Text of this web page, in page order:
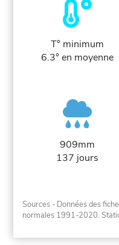
T° minimum
6.3° en moyenne
909mm
137 jours
Sources - Données des
normales 1991-2020.